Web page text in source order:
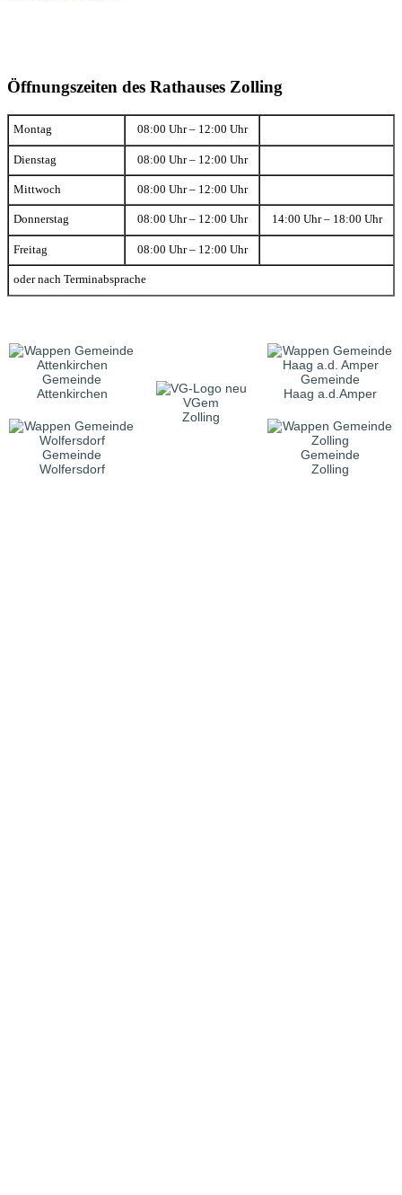
Öffnungszeiten des Rathauses Zolling
Montag 08:00 Uhr – 12:00 Uhr
Dienstag 08:00 Uhr – 12:00 Uhr
Mittwoch 08:00 Uhr – 12:00 Uhr
Donnerstag 08:00 Uhr – 12:00 Uhr 14:00 Uhr – 18:00 Uhr
Freitag 08:00 Uhr – 12:00 Uhr
oder nach Terminabsprache
Gemeinde
Attenkirchen
VGem
Zolling
Gemeinde
Haag a.d.Amper
Gemeinde
Wolfersdorf
Gemeinde
Zolling